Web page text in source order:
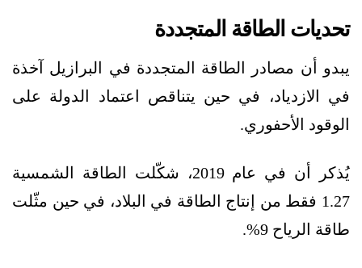
تحديات الطاقة المتجددة
يبدو أن مصادر الطاقة المتجددة في البرازيل آخذة
في الازدياد، في حين يتناقص اعتماد الدولة على
الوقود الأحفوري.
يُذكر أن في عام 2019، شكّلت الطاقة الشمسية
1.27 فقط من إنتاج الطاقة في البلاد، في حين مثّلت
طاقة الرياح 9%.